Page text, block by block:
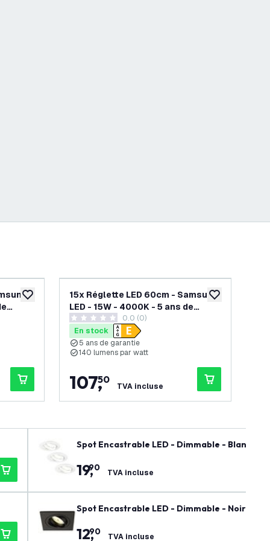
ajouter à la liste de souhaits ajouter à la
15x Réglette LED 60cm - Samsung
LED - 15W - 4000K - 5 ans de
garantie
0 étoiles de notation
0.0 (0)
En stock
5 ans de garantie
140 lumens par watt
107,
50
TVA incluse
Spot Encastrable LED - Dimmable - Blanc -
19,
90 TVA incluse
Spot Encastrable LED - Dimmable - Noir -
12,
90 TVA incluse